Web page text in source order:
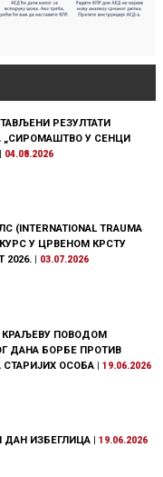
РЕЗУЛТАТИ
У СЕНЦИ
| 04.08.2026
(INTERNATIONAL TRAUMA
КУРС У ЦРВЕНОМ КРСТУ
2026.
03.07.2026
КРАЉЕВУ ПОВОДОМ
ДАНА БОРБЕ ПРОТИВ
ОСОБА |19.06.2026
ИЗБЕГЛИЦА |19.06.2026